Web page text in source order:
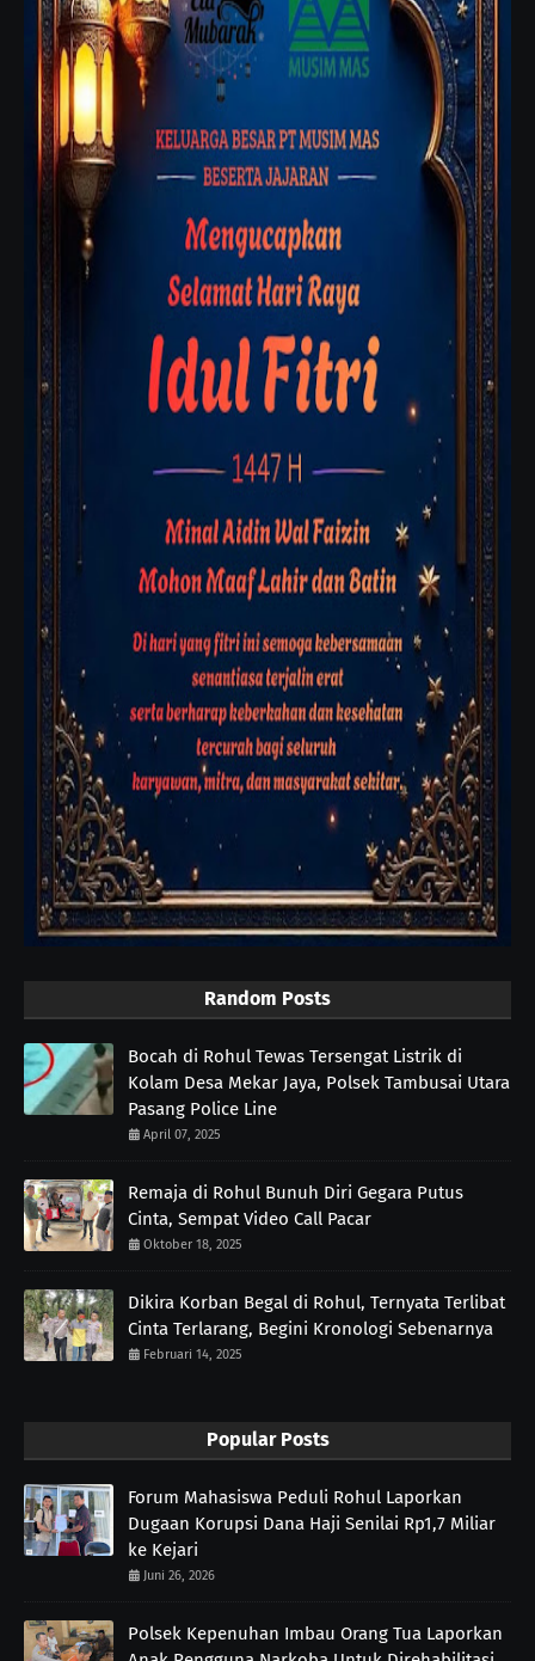
Random Posts
Bocah di Rohul Tewas Tersengat Listrik di
Kolam Desa Mekar Jaya, Polsek Tambusai Utara
Pasang Police Line
April 07, 2025
Remaja di Rohul Bunuh Diri Gegara Putus
Cinta, Sempat Video Call Pacar
Oktober 18, 2025
Dikira Korban Begal di Rohul, Ternyata Terlibat
Cinta Terlarang, Begini Kronologi Sebenarnya
Februari 14, 2025
Popular Posts
Forum Mahasiswa Peduli Rohul Laporkan
Dugaan Korupsi Dana Haji Senilai Rp1,7 Miliar
ke Kejari
Juni 26, 2026
Polsek Kepenuhan Imbau Orang Tua Laporkan